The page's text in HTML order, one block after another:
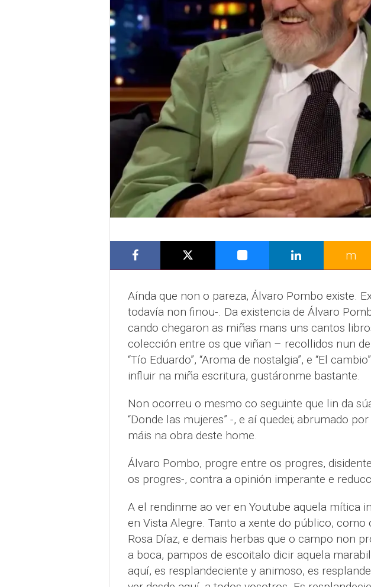
m
Aínda que non o pareza, Álvaro Pombo existe.
todavía non finou-. Da existencia de Álvaro
cando chegaron as miñas mans uns cantos
colección entre os que viñan – recollidos nun
“Tío Eduardo”, “Aroma de nostalgia”, e “El
influir na miña escritura, gustáronme bastante.
Non ocorreu o mesmo co seguinte que lin da
“Donde las mujeres” -, e aí quedei; abrumado
máis na obra deste home.
Álvaro Pombo, progre entre os progres,
os progres-, contra a opinión imperante e
A el rendinme ao ver en Youtube aquela mítica
en Vista Alegre. Tanto a xente do público,
Rosa Díaz, e demais herbas que o campo non
a boca, pampos de escoitalo dicir aquela
aquí, es resplandeciente y animoso, es